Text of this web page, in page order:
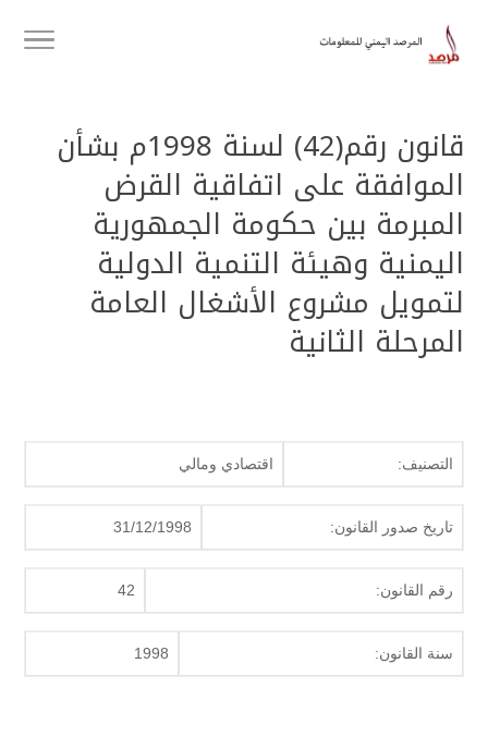
قانون رقم(42) لسنة 1998م بشأن
الموافقة على اتفاقية القرض
المبرمة بين حكومة الجمهورية
اليمنية وهيئة التنمية الدولية
لتمويل مشروع الأشغال العامة
المرحلة الثانية
التصنيف: اقتصادي ومالي
تاريخ صدور القانون: 31/12/1998
رقم القانون: 42
سنة القانون: 1998